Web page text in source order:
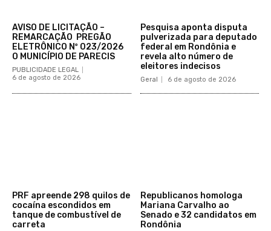
AVISO DE LICITAÇÃO –
REMARCAÇÃO PREGÃO
ELETRÔNICO Nº 023/2026
O MUNICÍPIO DE PARECIS
PUBLICIDADE LEGAL
6 de agosto de 2026
Pesquisa aponta disputa
pulverizada para deputado
federal em Rondônia e
revela alto número de
eleitores indecisos
Geral 6 de agosto de 2026
PRF apreende 298 quilos de
cocaína escondidos em
tanque de combustível de
carreta
Republicanos homologa
Mariana Carvalho ao
Senado e 32 candidatos em
Rondônia